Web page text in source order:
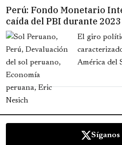
Perú: Fondo Monetario
caída del PBI durante 2023
El giro
América del
Síganos